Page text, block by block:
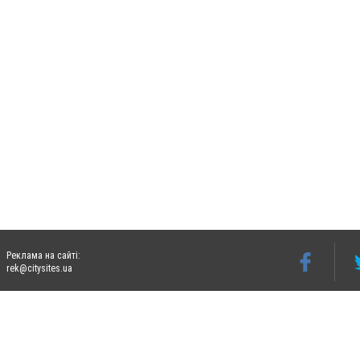
Реклама на сайті:
rek@citysites.ua